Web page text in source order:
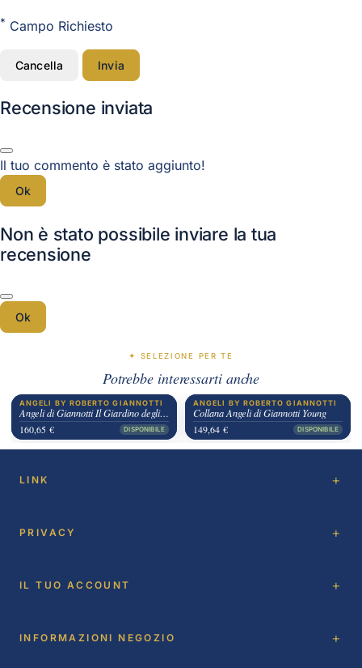
* Campo Richiesto
Cancella Invia
Recensione inviata
Il tuo commento è stato aggiunto!
Ok
Non è stato possibile inviare la tua
recensione
Ok
✦ SELEZIONE PER TE
Potrebbe interessarti anche
ANGELI BY ROBERTO GIANNOTTI
Angeli di Giannotti Il Giardino degli Angeli
160,65 €
DISPONIBILE
ANGELI BY ROBERTO GIANNOTTI
Collana Angeli di Giannotti Young
149,64 €
DISPONIBILE
LINK
PRIVACY
IL TUO ACCOUNT
INFORMAZIONI NEGOZIO